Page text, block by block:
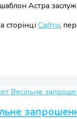
Астра
сторінці Сайти,